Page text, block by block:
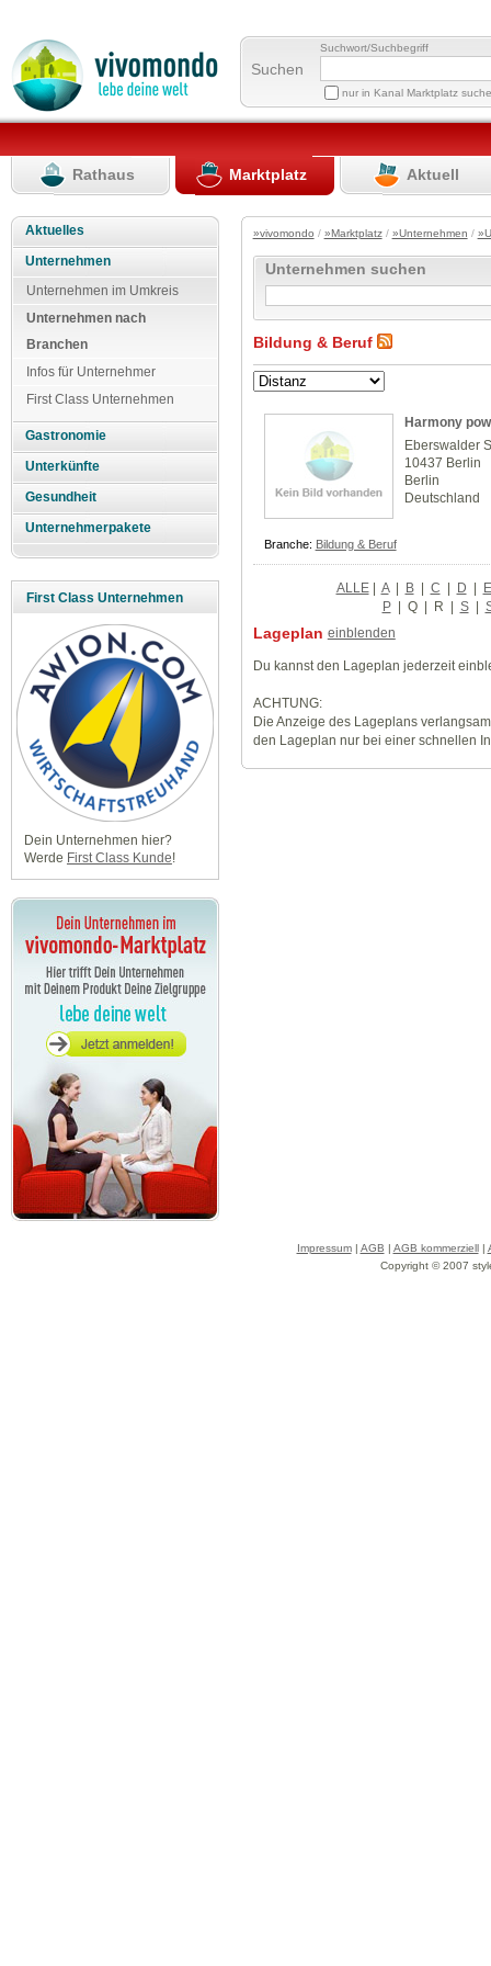
Suchen
Suchwort/Suchbegriff
nur in Kanal Marktplatz
Rathaus Marktplatz Aktuell
Aktuelles
Unternehmen
Unternehmen im Umkreis
Unternehmen nach
Branchen
Infos für Unternehmer
First Class Unternehmen
Gastronomie
Unterkünfte
Gesundheit
Unternehmerpakete
First Class Unternehmen
Dein Unternehmen hier?
Werde First Class Kunde!
»vivomondo / »Marktplatz/ »Unternehmen /
Unternehmen suchen
Bildung & Beruf
Harmony
Eberswalder
10437 Berlin
Berlin
Deutschland
Branche: Bildung & Beruf
ALLE| A | B | C | D | E
P | Q | R | S |
Lageplan einblenden
Du kannst den Lageplan jederzeit
ACHTUNG:
Die Anzeige des Lageplans
den Lageplan nur bei einer schnellen
Impressum| AGB | AGB kommerziell|
Copyright © 2007